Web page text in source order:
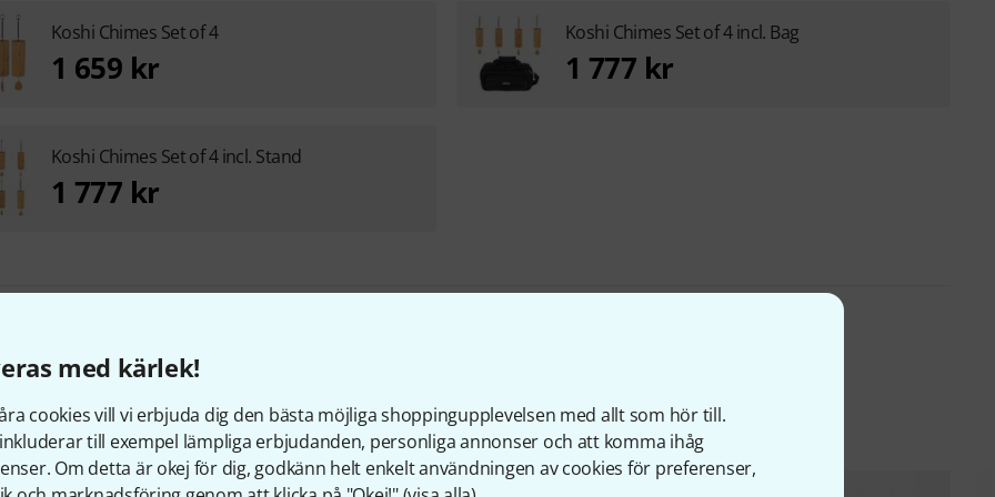
med kärlek!
cookies vill vi erbjuda dig den bästa möjliga shoppingupplevelsen med allt som hör till.
till exempel lämpliga erbjudanden, personliga annonser och att komma ihåg
Om detta är okej för dig, godkänn helt enkelt användningen av cookies för preferenser,
Koshi Chimes Set of 4
1 659 kr
Koshi Chimes Set of 4 incl. Bag
1 777 kr
Koshi Chimes Set of 4 incl. Stand
1 777 kr
& matchande produkter